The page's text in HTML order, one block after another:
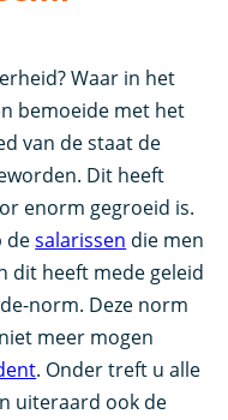
Waar in het
bemoeide met het
van de staat de
Dit heeft
enorm gegroeid is.
desalarissen die men
dit heeft mede geleid
norm. Deze norm
meer mogen
. Onder treft u alle
uiteraard ook de